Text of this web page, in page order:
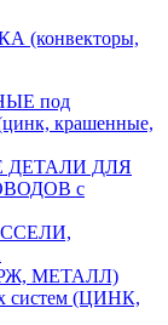
под
крашенные,
ДЛЯ
с
МЕТАЛЛ)
систем (ЦИНК,